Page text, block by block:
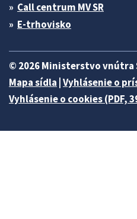
Call centrum MV SR
E-trhovisko
© 2026 Ministerstvo vnútra
Mapa sídla Vyhlásenie o
Vyhlásenie o cookies (PDF,